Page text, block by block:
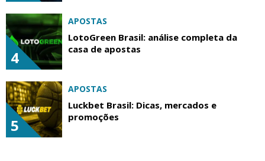
4
APOSTAS
LotoGreen Brasil: análise completa da
casa de apostas
5
APOSTAS
Luckbet Brasil: Dicas, mercados e
promoções